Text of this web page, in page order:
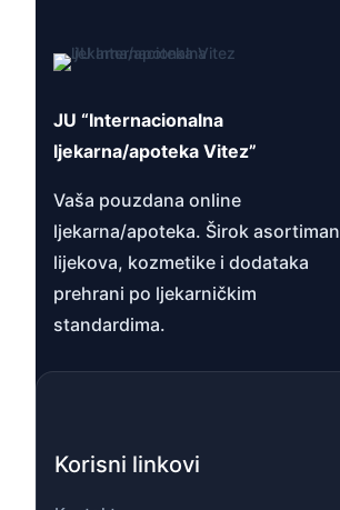
JU “Internacionalna
ljekarna/apoteka Vitez”
Vaša pouzdana online
ljekarna/apoteka. Širok asortiman
lijekova, kozmetike i dodataka
prehrani po ljekarničkim
standardima.
Korisni linkovi